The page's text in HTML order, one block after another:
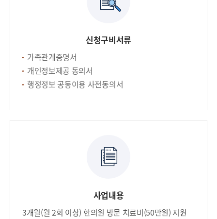
신청구비서류
가족관계증명서
개인정보제공 동의서
행정정보 공동이용 사전동의서
사업내용
3개월(월 2회 이상) 한의원 방문 치료비(50만원) 지원